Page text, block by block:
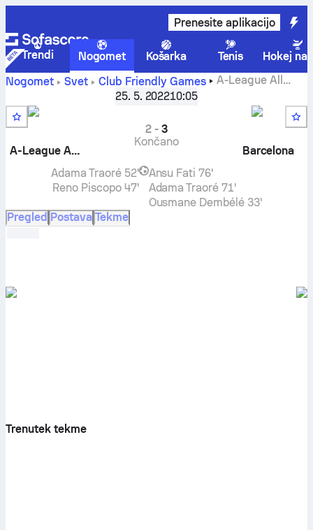
Prenesite aplikacijo
Trendi Nogomet Košarka Tenis
Hokej na
Nogomet
Svet Club Friendly Games
A-League All
rezultat v živo, H2H rezultati,
razvrstitev in napoved
25. 5. 202210:05
A-League All Stars
2-3
Končano
Barcelona
Adama Traoré 52'
Reno Piscopo 47'
Ansu Fati 76'
Adama Traoré 71'
Ousmane Dembélé 33'
Pregled Postava Tekme
Trenutek tekme